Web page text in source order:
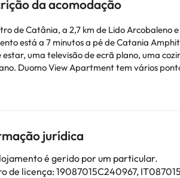
da acomodação
de Catânia, a 2,7 km de Lido Arcobaleno
a 7 minutos a pé de Catania Amphitheatre e 1,4 km de Parque Villa Bellini. Este
uma televisão de ecrã plano, uma cozinha equipada e 1 casa de
di Giovanni Verga, Roman Theatre of Catania e
a alterações por parte do alojamento. Se
jurídica
é gerido por um particular.
de licença: 19087015C240967,